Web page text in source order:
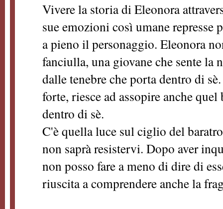
Vivere la storia di Eleonora
sue emozioni così umane
a pieno il personaggio. Eleonora
fanciulla, una giovane che sente la
dalle tenebre che porta dentro di
forte, riesce ad assopire anche
dentro di sè.
C'è quella luce sul ciglio del
non saprà resistervi. Dopo aver
non posso fare a meno di dire di
riuscita a comprendere anche la